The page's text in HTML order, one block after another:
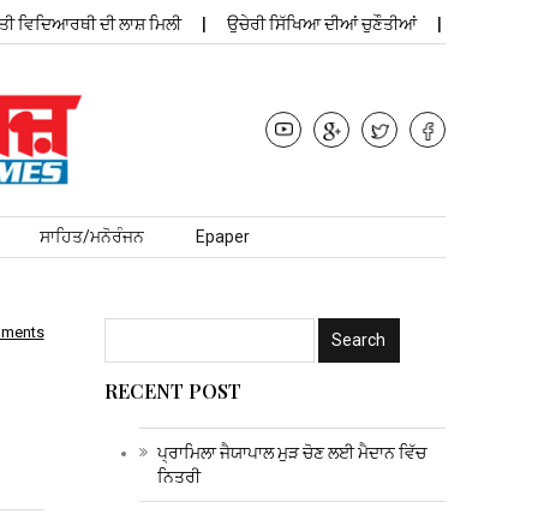
ਦੀ ਲਾਸ਼ ਮਿਲੀ ਉਚੇਰੀ ਸਿੱਖਿਆ ਦੀਆਂ ਚੁਣੌਤੀਆਂ
ਸਾਹਿਤ/ਮਨੋਰੰਜਨ Epaper
RECENT POST
ਪ੍ਰਾਮਿਲਾ ਜੈਯਾਪਾਲ ਮੁੜ ਚੋਣ ਲਈ ਮੈਦਾਨ ਵਿੱਚ
ਨਿਤਰੀ